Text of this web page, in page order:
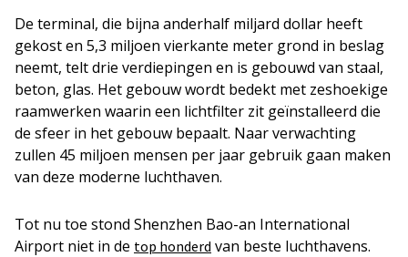
De terminal, die bijna anderhalf miljard dollar heeft
gekost en 5,3 miljoen vierkante meter grond in beslag
neemt, telt drie verdiepingen en is gebouwd van staal,
beton, glas. Het gebouw wordt bedekt met zeshoekige
raamwerken waarin een lichtfilter zit geïnstalleerd die
de sfeer in het gebouw bepaalt. Naar verwachting
zullen 45 miljoen mensen per jaar gebruik gaan maken
van deze moderne luchthaven.
Tot nu toe stond Shenzhen Bao-an International
Airport niet in de top honderd van beste luchthavens.